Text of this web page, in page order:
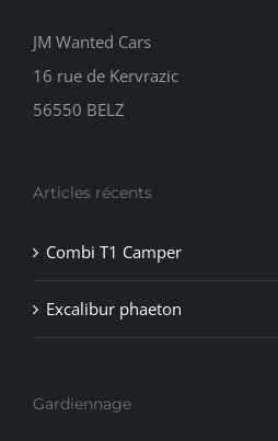
JM Wanted Cars
16 rue de Kervrazic
56550 BELZ
Articles récents
Combi T1 Camper
Excalibur phaeton
Gardiennage